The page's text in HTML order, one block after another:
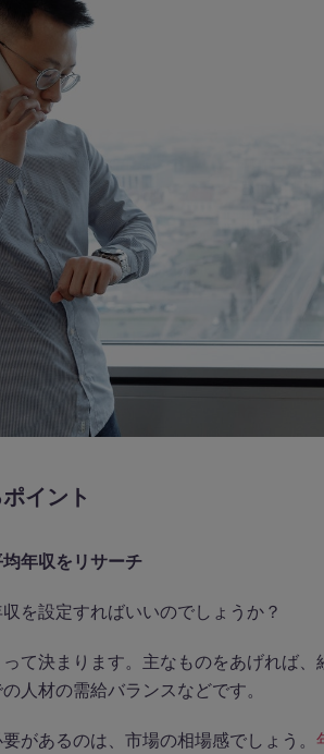
イント
年収をリサーチ
を設定すればいいのでしょうか？
て決まります。主なものをあげれば
人材の需給バランスなどです。
があるのは、市場の相場感でしょう。